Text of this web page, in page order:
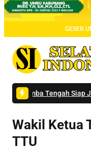
GESER
Tengah Siap Jadi
Wakil Ketua
TTU